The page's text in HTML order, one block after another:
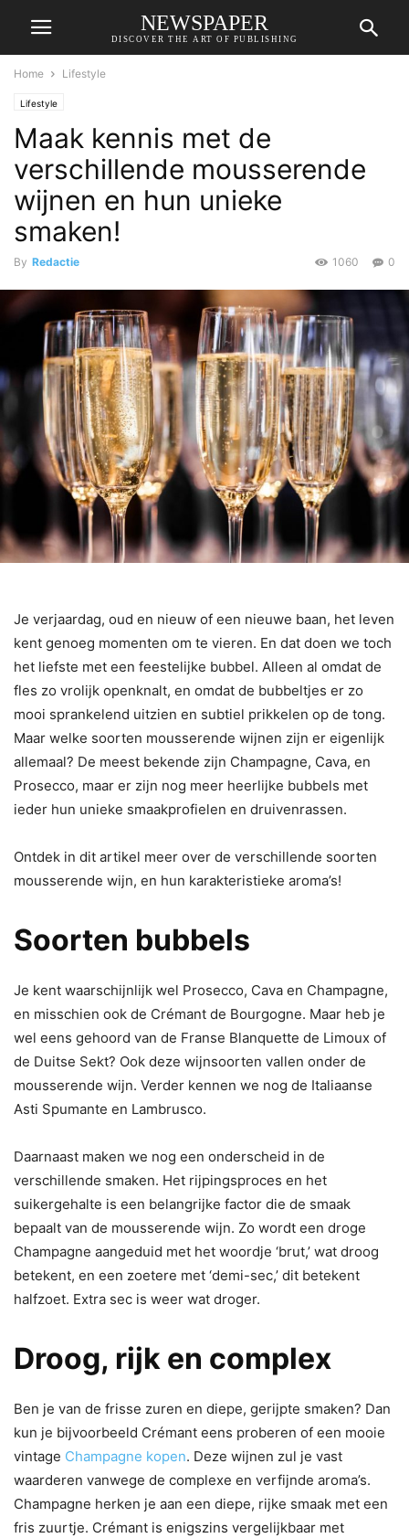
NEWSPAPER
DISCOVER THE ART OF PUBLISHING
Home Lifestyle
Lifestyle
Maak kennis met de
verschillende mousserende
wijnen en hun unieke
smaken!
By Redactie 0
1060
Je verjaardag, oud en nieuw of een nieuwe baan, het leven
kent genoeg momenten om te vieren. En dat doen we toch
het liefste met een feestelijke bubbel. Alleen al omdat de
fles zo vrolijk openknalt, en omdat de bubbeltjes er zo
mooi sprankelend uitzien en subtiel prikkelen op de tong.
Maar welke soorten mousserende wijnen zijn er eigenlijk
allemaal? De meest bekende zijn Champagne, Cava, en
Prosecco, maar er zijn nog meer heerlijke bubbels met
ieder hun unieke smaakprofielen en druivenrassen.
Ontdek in dit artikel meer over de verschillende soorten
mousserende wijn, en hun karakteristieke aroma’s!
Soorten bubbels
Je kent waarschijnlijk wel Prosecco, Cava en Champagne,
en misschien ook de Crémant de Bourgogne. Maar heb je
wel eens gehoord van de Franse Blanquette de Limoux of
de Duitse Sekt? Ook deze wijnsoorten vallen onder de
mousserende wijn. Verder kennen we nog de Italiaanse
Asti Spumante en Lambrusco.
Daarnaast maken we nog een onderscheid in de
verschillende smaken. Het rijpingsproces en het
suikergehalte is een belangrijke factor die de smaak
bepaalt van de mousserende wijn. Zo wordt een droge
Champagne aangeduid met het woordje ‘brut,’ wat droog
betekent, en een zoetere met ‘demi-sec,’ dit betekent
halfzoet. Extra sec is weer wat droger.
Droog, rijk en complex
Ben je van de frisse zuren en diepe, gerijpte smaken? Dan
kun je bijvoorbeeld Crémant eens proberen of een mooie
vintage Champagne kopen. Deze wijnen zul je vast
waarderen vanwege de complexe en verfijnde aroma’s.
Champagne herken je aan een diepe, rijke smaak met een
fris zuurtje. Crémant is enigszins vergelijkbaar met